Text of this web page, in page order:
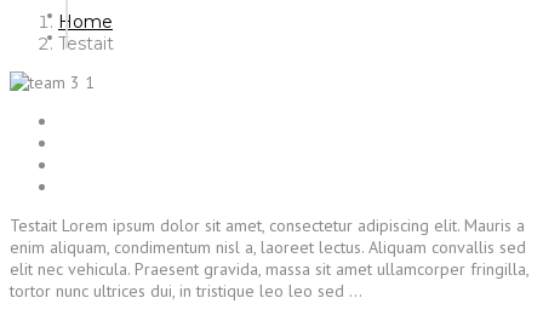
Home
Testait
Testait Lorem ipsum dolor sit amet, consectetur adipiscing elit. Mauris a
enim aliquam, condimentum nisl a, laoreet lectus. Aliquam convallis sed
elit nec vehicula. Praesent gravida, massa sit amet ullamcorper fringilla,
tortor nunc ultrices dui, in tristique leo leo sed …